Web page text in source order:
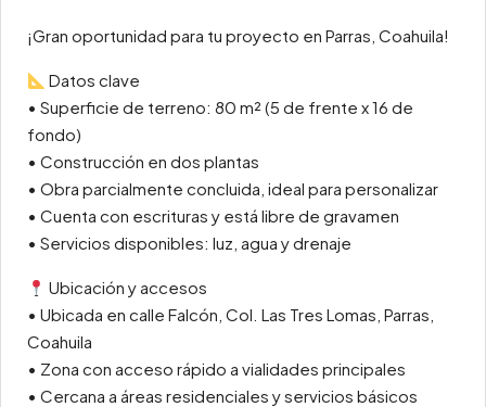
¡Gran oportunidad para tu proyecto en Parras, Coahuila!
Datos clave
• Superficie de terreno: 80 m² (5 de frente x 16 de
fondo)
• Construcción en dos plantas
• Obra parcialmente concluida, ideal para personalizar
• Cuenta con escrituras y está libre de gravamen
• Servicios disponibles: luz, agua y drenaje
Ubicación y accesos
• Ubicada en calle Falcón, Col. Las Tres Lomas, Parras,
Coahuila
• Zona con acceso rápido a vialidades principales
• Cercana a áreas residenciales y servicios básicos